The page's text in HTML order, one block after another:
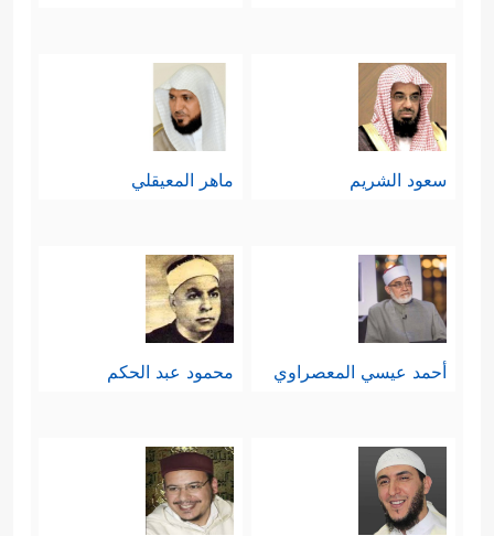
سعود الشريم ماهر المعيقلي
أحمد عيسي المعصراوي محمود عبد الحكم